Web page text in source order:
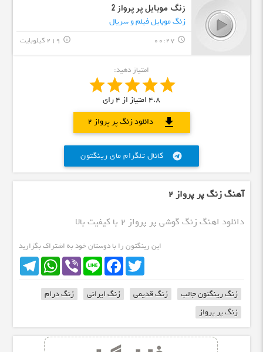
زنگ موبایل پر پرواز 2
زنگ موبایل فیلم و سریال
query_builder
00:27 219 کیلوبایت info_outline
امتیاز دهید:
4.8 امتیاز از4رای
دانلود زنگ پر پرواز 2
download
کانال تلگرام مای رینگتون telegram
آهنگ زنگ پر پرواز 2
دانلود اهنگ زنگ گوشی پر پرواز 2 با کیفیت بالا
این رینگتون را با دوستان خود به اشتراک بگزارید
TelegramWhatsApp Viber Line
FacebookTwitter
زنگ رینگتون جالب زنگ قدیمی زنگ ایرانی
زنگ درام
زنگ پر پرواز